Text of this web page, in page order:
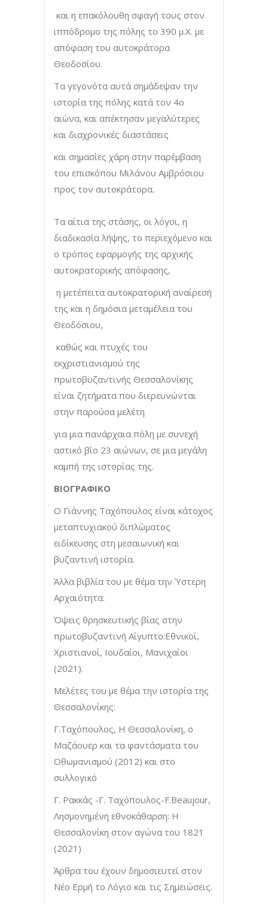
και η επακόλουθη σφαγή τους στον
ιππόδρομο της πόλης το 390 μ.Χ. με
απόφαση του αυτοκράτορα
Θεοδοσίου.
Τα γεγονότα αυτά σημάδεψαν την
ιστορία της πόλης κατά τον 4ο
αιώνα, και απέκτησαν μεγαλύτερες
και διαχρονικές διαστάσεις
και σημασίες χάρη στην παρέμβαση
του επισκόπου Μιλάνου Αμβρόσιου
προς τον αυτοκράτορα.
Τα αίτια της στάσης, οι λόγοι, η
διαδικασία λήψης, το περιεχόμενο και
ο τρόπος εφαρμογής της αρχικής
αυτοκρατορικής από­φασης,
η μετέπειτα αυτοκρατορική αναίρεσή
της και η δημόσια μεταμέλεια του
Θεοδόσιου,
καθώς και πτυχές του
εκχριστιανισμού της
πρωτοβυζαντινής Θεσσαλονίκης
είναι ζητήματα που διερευνώνται
στην παρούσα μελέτη
για μια πανάρχαια πόλη με συνεχή
αστικό βίο 23 αιώνων, σε μια μεγάλη
καμπή της ιστορίας της.
ΒΙΟΓΡΑΦΙΚΟ
Ο Γιάννης Ταχόπουλος είναι κάτοχος
μεταπτυχιακού διπλώματος
ειδίκευσης στη μεσαιωνική και
βυζαντινή ιστορία.
Άλλα βιβλία του με θέμα την Ύστερη
Αρχαιότητα:
Όψεις θρησκευτικής βίας στην
πρωτοβυζαντινή Αίγυπτο:Εθνικοί,
Χριστιανοί, Ιουδαίοι, Μανιχαίοι
(2021).
Μελέτες του με θέμα την ιστορία της
Θεσσαλονίκης:
Γ.Ταχόπουλος, Η Θεσσαλονίκη, ο
Μαζάουερ και τα φαντάσματα του
Οθωμανισμού (2012) και στο
συλλογικό
Γ. Ρακκάς -Γ. Ταχόπουλος-F.Beaujour,
Λησμονημένη εθνοκάθαρση: Η
Θεσσαλονίκη στον αγώνα του 1821
(2021)
Άρθρα του έχουν δημοσιευτεί στον
Νέο Ερμή το Λόγιο και τις Σημειώσεις.